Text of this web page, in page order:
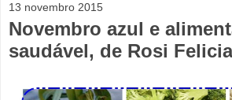
13 novembro 2015
Novembro azul e
saudável, de Rosi